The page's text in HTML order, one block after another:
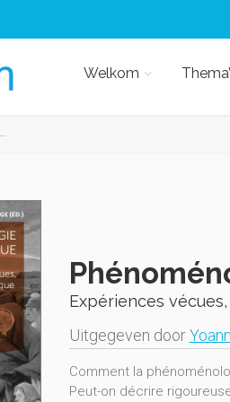
Welkom
Expériences
Uitgegeven door
Comment la
Peut-on décrire